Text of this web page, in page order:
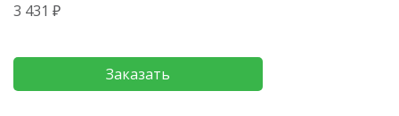
3 431 ₽
Заказать